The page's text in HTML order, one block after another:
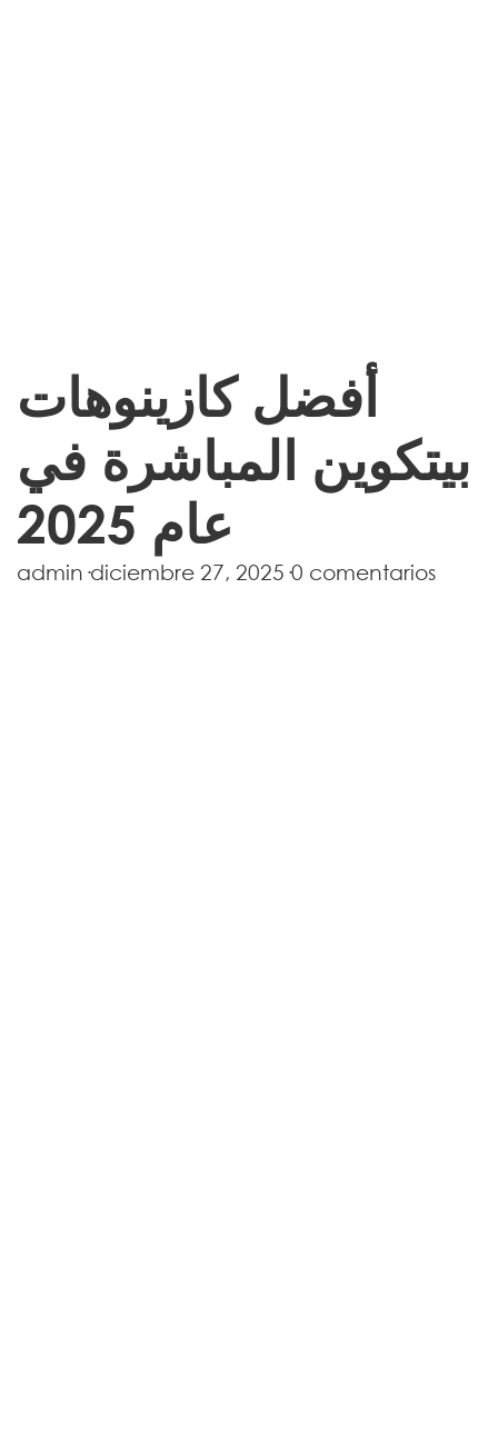
أفضل كازينوهات
بيتكوين المباشرة في
عام 2025
admin ·diciembre 27, 2025 ·0 comentarios